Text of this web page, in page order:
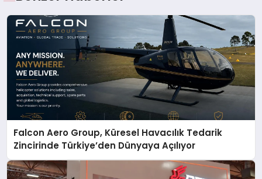
Falcon Aero Group, Küresel Havacılık Tedarik
Zincirinde Türkiye’den Dünyaya Açılıyor